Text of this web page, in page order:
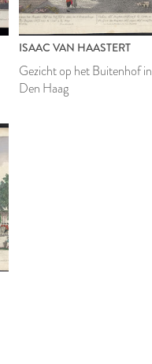
ISAAC VAN HAASTERT
Gezicht op het Buitenhof in
Den Haag